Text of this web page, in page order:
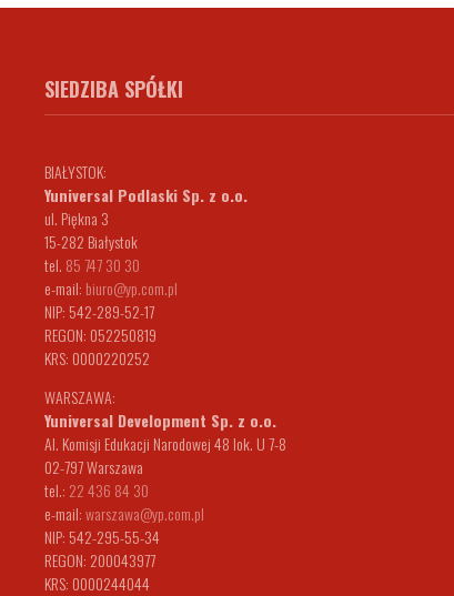
SIEDZIBA SPÓŁKI
BIAŁYSTOK:
Yuniversal Podlaski Sp. z o.o.
ul. Piękna 3
15-282 Białystok
tel. 85 747 30 30
e-mail: biuro@yp.com.pl
NIP: 542-289-52-17
REGON: 052250819
KRS: 0000220252
WARSZAWA:
Yuniversal Development Sp. z o.o.
Al. Komisji Edukacji Narodowej 48 lok. U 7-8
02-797 Warszawa
tel.: 22 436 84 30
e-mail:warszawa@yp.com.pl
NIP: 542-295-55-34
REGON: 200043977
KRS: 0000244044